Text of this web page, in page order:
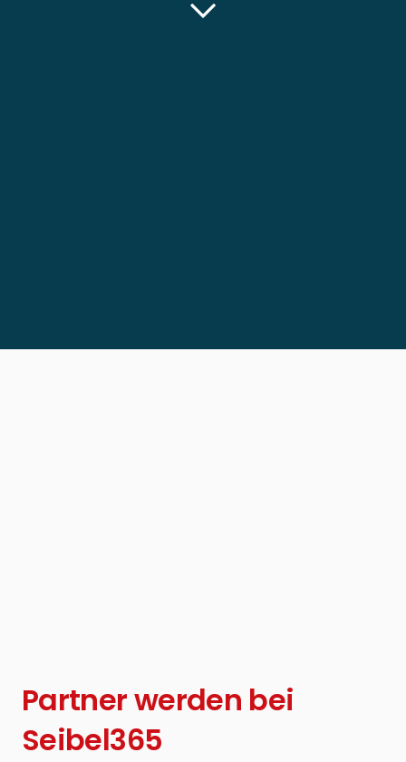
Partner werden bei
Seibel365